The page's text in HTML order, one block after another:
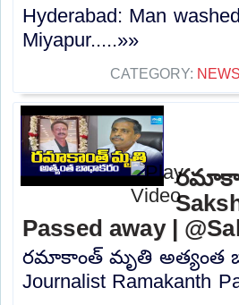
Hyderabad: Man
Miyapur.....»»
CATEGORY: NEWS
Passed away |
రమాకాంత్ మృతి అత్యంత
Journalist Ramakanth